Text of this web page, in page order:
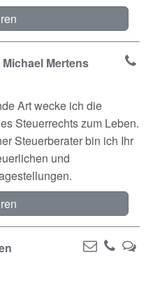
Mertens
Art wecke ich die
Steuerrechts zum Leben.
Steuerberater bin ich Ihr
und